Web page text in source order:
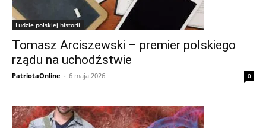
Ludzie polskiej historii
Tomasz Arciszewski – premier polskiego
rządu na uchodźstwie
PatriotaOnline - 6 maja 2026 0